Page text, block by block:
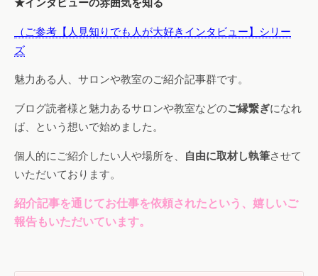
（ご参考【人見知りでも人が大好きインタビュー】シリー
ズ
魅力ある人、サロンや教室のご紹介記事群です。
ブログ読者様と魅力あるサロンや教室などのご縁繋ぎになれ
ば、という想いで始めました。
個人的にご紹介したい人や場所を、 自由に取材し執筆させて
いただいております。
紹介記事を通じてお仕事を依頼されたという、嬉しいご
報告もいただいています。